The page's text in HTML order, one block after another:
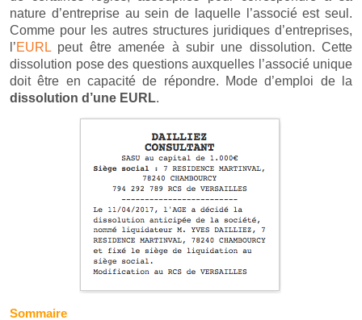
nature d’entreprise au sein de laquelle l’associé est seul.
Comme pour les autres structures juridiques d’entreprises,
l’EURL peut être amenée à subir une dissolution. Cette
dissolution pose des questions auxquelles l’associé unique
doit être en capacité de répondre. Mode d’emploi de la
dissolution d’une EURL.
Sommaire